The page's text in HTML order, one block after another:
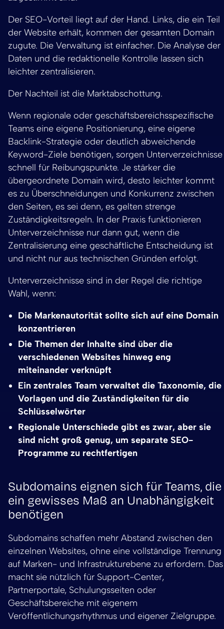
Der SEO-Vorteil liegt auf der Hand. Links, die ein Teil
der Website erhält, kommen der gesamten Domain
zugute. Die Verwaltung ist einfacher. Die Analyse der
Daten und die redaktionelle Kontrolle lassen sich
leichter zentralisieren.
Der Nachteil ist die Marktabschottung.
Wenn regionale oder geschäftsbereichsspezifische
Teams eine eigene Positionierung, eine eigene
Backlink-Strategie oder deutlich abweichende
Keyword-Ziele benötigen, sorgen Unterverzeichnisse
schnell für Reibungspunkte. Je stärker die
übergeordnete Domain wird, desto leichter kommt
es zu Überschneidungen und Konkurrenz zwischen
den Seiten, es sei denn, es gelten strenge
Zuständigkeitsregeln. In der Praxis funktionieren
Unterverzeichnisse nur dann gut, wenn die
Zentralisierung eine geschäftliche Entscheidung ist
und nicht nur aus technischen Gründen erfolgt.
Unterverzeichnisse sind in der Regel die richtige
Wahl, wenn:
Die Markenautorität sollte sich auf eine Domain
konzentrieren
Die Themen der Inhalte sind über die
verschiedenen Websites hinweg eng
miteinander verknüpft
Ein zentrales Team verwaltet die Taxonomie, die
Vorlagen und die Zuständigkeiten für die
Schlüsselwörter
Regionale Unterschiede gibt es zwar, aber sie
sind nicht groß genug, um separate SEO-
Programme zu rechtfertigen
Subdomains eignen sich für Teams, die
ein gewisses Maß an Unabhängigkeit
benötigen
Subdomains schaffen mehr Abstand zwischen den
einzelnen Websites, ohne eine vollständige Trennung
auf Marken- und Infrastrukturebene zu erfordern. Das
macht sie nützlich für Support-Center,
Partnerportale, Schulungsseiten oder
Geschäftsbereiche mit eigenem
Veröffentlichungsrhythmus und eigener Zielgruppe.